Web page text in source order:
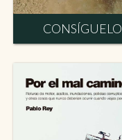
CONSÍGUELO